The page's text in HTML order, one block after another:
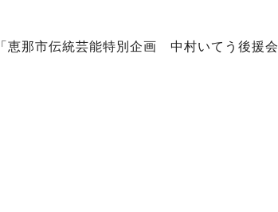
「恵那市伝統芸能特別企画 中村いてう後援会